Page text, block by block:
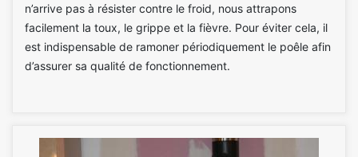
n’arrive pas à résister contre le froid, nous attrapons
facilement la toux, le grippe et la fièvre. Pour éviter cela, il
est indispensable de ramoner périodiquement le poêle afin
d’assurer sa qualité de fonctionnement.